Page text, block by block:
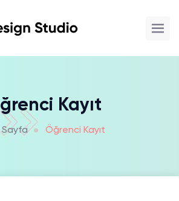
Kayıt
Sayfa Öğrenci Kayıt